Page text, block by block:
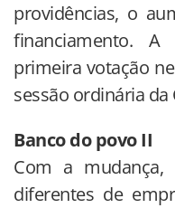
providências, o
financiamento. A
primeira votação
sessão ordinária
Banco do povo II
Com a mudança,
diferentes de